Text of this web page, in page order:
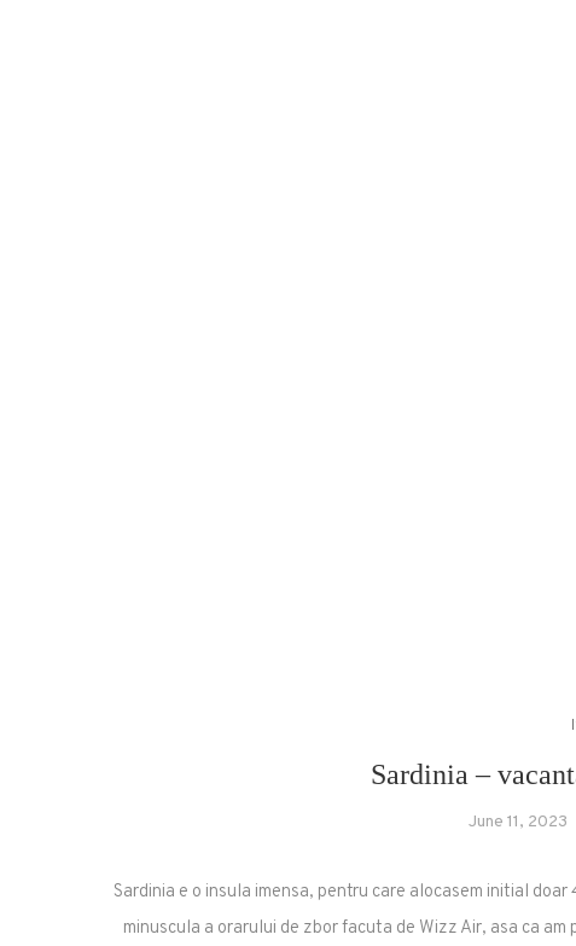
Sardinia –
June 11, 2023
Sardinia e o insula imensa, pentru care alocasem initial
minuscula a orarului de zbor facuta de Wizz Air, asa ca